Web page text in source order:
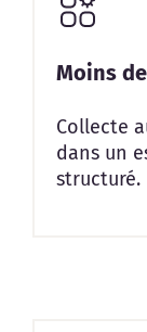
Moins
Collecte
dans un
structuré.